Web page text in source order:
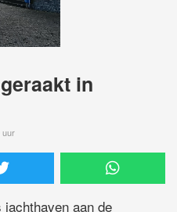
in
uur
aan de